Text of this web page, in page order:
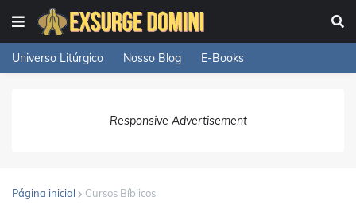
Universo Litúrgico Nosso Blog E-Books
Responsive Advertisement
Página inicial Cursos Bíblicos